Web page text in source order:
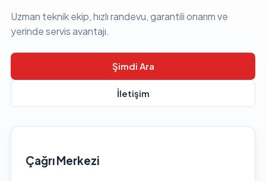
Uzman teknik ekip, hızlı randevu, garantili onarım ve
yerinde servis avantajı.
Şimdi Ara
İletişim
Çağrı Merkezi